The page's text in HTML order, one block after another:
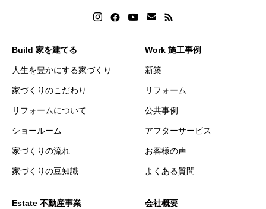
Build 家を建てる
人生を豊かにする家づくり
家づくりのこだわり
リフォームについて
ショールーム
家づくりの流れ
家づくりの豆知識
Work 施工事例
新築
リフォーム
公共事例
アフターサービス
お客様の声
よくある質問
Estate 不動産事業 会社概要